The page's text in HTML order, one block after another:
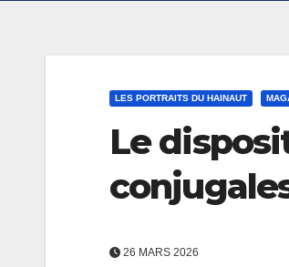
LES PORTRAITS DU HAINAUT
Le
26 MARS 2026